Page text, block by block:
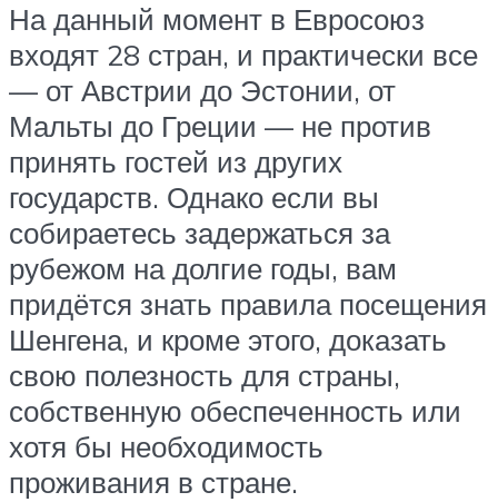
На данный момент в Евросоюз
входят 28 стран, и практически все
— от Австрии до Эстонии, от
Мальты до Греции — не против
принять гостей из других
государств. Однако если вы
собираетесь задержаться за
рубежом на долгие годы, вам
придётся знать правила посещения
Шенгена, и кроме этого, доказать
свою полезность для страны,
собственную обеспеченность или
хотя бы необходимость
проживания в стране.